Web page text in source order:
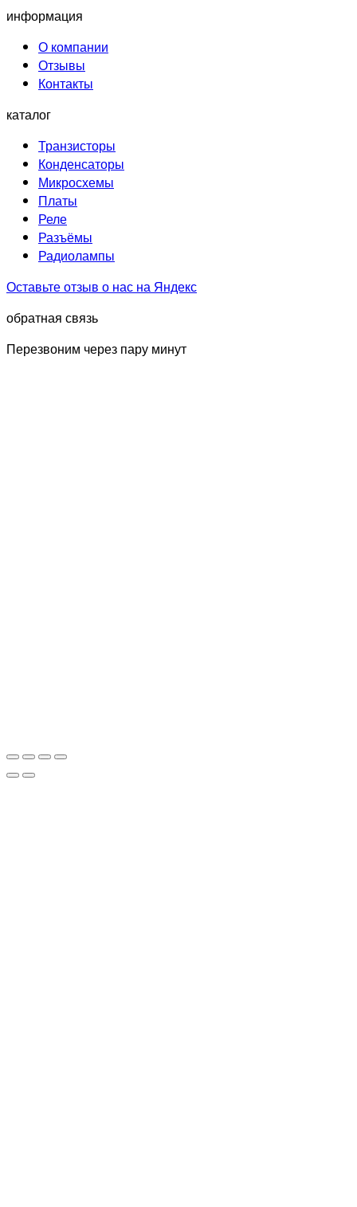
информация
О компании
Отзывы
Контакты
каталог
Транзисторы
Конденсаторы
Микросхемы
Платы
Реле
Разъёмы
Радиолампы
Оставьте отзыв о нас на Яндекс
обратная связь
Перезвоним через пару минут